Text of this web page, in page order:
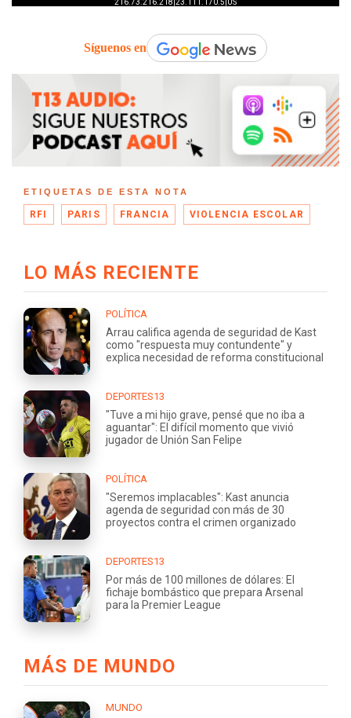
Síguenos en
ETIQUETAS DE ESTA NOTA
RFI PARIS FRANCIA VIOLENCIA ESCOLAR
LO MÁS RECIENTE
POLÍTICA
Arrau califica agenda de seguridad de Kast
como "respuesta muy contundente" y
explica necesidad de reforma constitucional
DEPORTES13
"Tuve a mi hijo grave, pensé que no iba a
aguantar": El difícil momento que vivió
jugador de Unión San Felipe
POLÍTICA
"Seremos implacables": Kast anuncia
agenda de seguridad con más de 30
proyectos contra el crimen organizado
DEPORTES13
Por más de 100 millones de dólares: El
fichaje bombástico que prepara Arsenal
para la Premier League
MÁS DE MUNDO
MUNDO